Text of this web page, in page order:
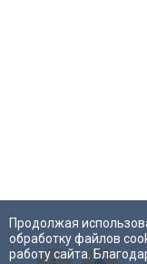
Продолжая
обработку файлов
работу сайта.